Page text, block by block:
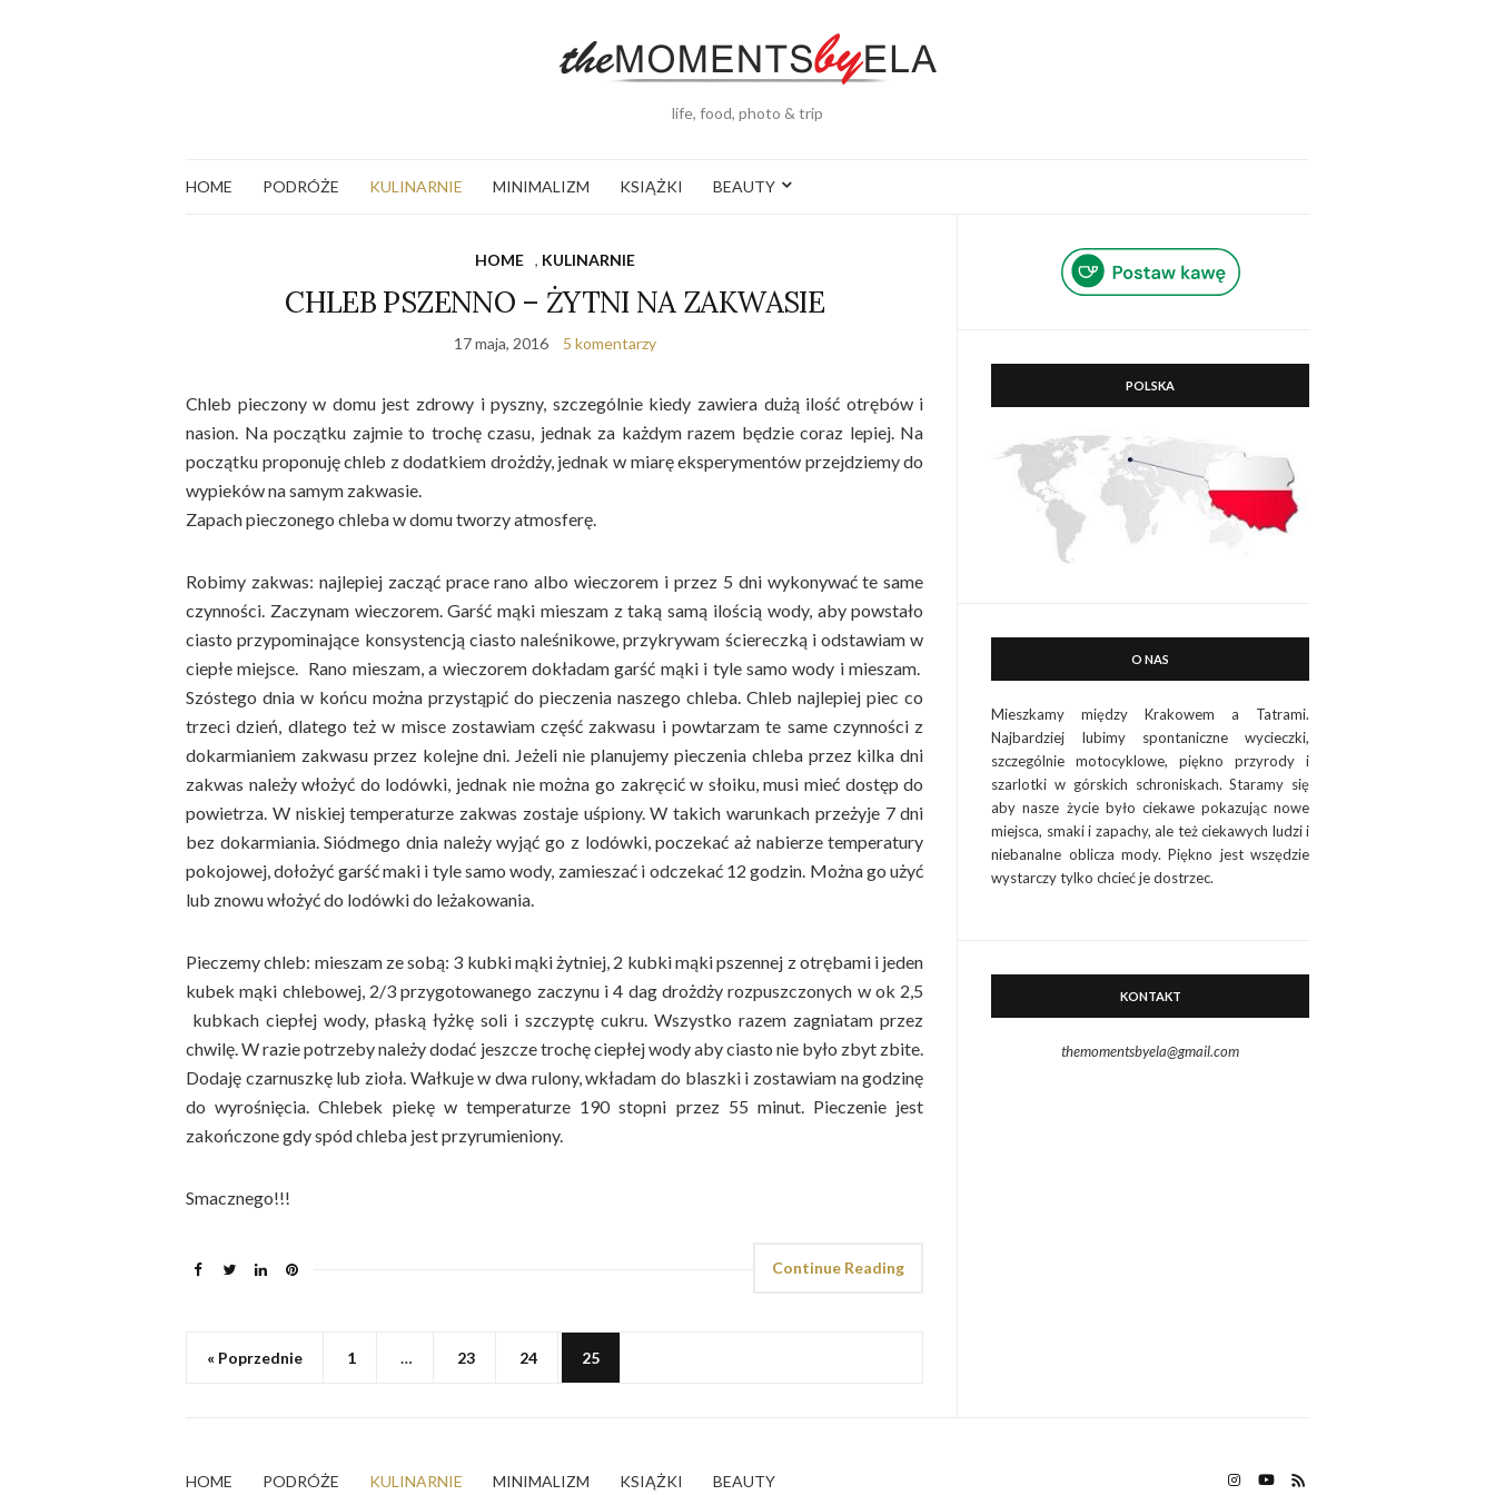
life, food, photo & trip
HOME PODRÓŻE KULINARNIE MINIMALIZM KSIĄŻKI BEAUTY
HOME , KULINARNIE
CHLEB PSZENNO – ŻYTNI NA ZAKWASIE
17 maja, 2016 5 komentarzy
Chleb pieczony w domu jest zdrowy i pyszny, szczególnie kiedy zawiera dużą ilość otrębów i
nasion. Na początku zajmie to trochę czasu, jednak za każdym razem będzie coraz lepiej. Na
początku proponuję chleb z dodatkiem drożdży, jednak w miarę eksperymentów przejdziemy do
wypieków na samym zakwasie.
Zapach pieczonego chleba w domu tworzy atmosferę.
Robimy zakwas: najlepiej zacząć prace rano albo wieczorem i przez 5 dni wykonywać te same
czynności. Zaczynam wieczorem. Garść mąki mieszam z taką samą ilością wody, aby powstało
ciasto przypominające konsystencją ciasto naleśnikowe, przykrywam ściereczką i odstawiam w
ciepłe miejsce. Rano mieszam, a wieczorem dokładam garść mąki i tyle samo wody i mieszam.
Szóstego dnia w końcu można przystąpić do pieczenia naszego chleba. Chleb najlepiej piec co
trzeci dzień, dlatego też w misce zostawiam część zakwasu i powtarzam te same czynności z
dokarmianiem zakwasu przez kolejne dni. Jeżeli nie planujemy pieczenia chleba przez kilka dni
zakwas należy włożyć do lodówki, jednak nie można go zakręcić w słoiku, musi mieć dostęp do
powietrza. W niskiej temperaturze zakwas zostaje uśpiony. W takich warunkach przeżyje 7 dni
bez dokarmiania. Siódmego dnia należy wyjąć go z lodówki, poczekać aż nabierze temperatury
pokojowej, dołożyć garść maki i tyle samo wody, zamieszać i odczekać 12 godzin. Można go użyć
lub znowu włożyć do lodówki do leżakowania.
Pieczemy chleb: mieszam ze sobą: 3 kubki mąki żytniej, 2 kubki mąki pszennej z otrębami i jeden
kubek mąki chlebowej, 2/3 przygotowanego zaczynu i 4 dag drożdży rozpuszczonych w ok 2,5
kubkach ciepłej wody, płaską łyżkę soli i szczyptę cukru. Wszystko razem zagniatam przez
chwilę. W razie potrzeby należy dodać jeszcze trochę ciepłej wody aby ciasto nie było zbyt zbite.
Dodaję czarnuszkę lub zioła. Wałkuje w dwa rulony, wkładam do blaszki i zostawiam na godzinę
do wyrośnięcia. Chlebek piekę w temperaturze 190 stopni przez 55 minut. Pieczenie jest
zakończone gdy spód chleba jest przyrumieniony.
Smacznego!!!
Continue Reading
« Poprzednie 1 … 23 24 25
POLSKA
O NAS
Mieszkamy między Krakowem a Tatrami.
Najbardziej lubimy spontaniczne wycieczki,
szczególnie motocyklowe, piękno przyrody i
szarlotki w górskich schroniskach. Staramy się
aby nasze życie było ciekawe pokazując nowe
miejsca, smaki i zapachy, ale też ciekawych ludzi i
niebanalne oblicza mody. Piękno jest wszędzie
wystarczy tylko chcieć je dostrzec.
KONTAKT
themomentsbyela@gmail.com
HOME PODRÓŻE KULINARNIE MINIMALIZM KSIĄŻKI BEAUTY